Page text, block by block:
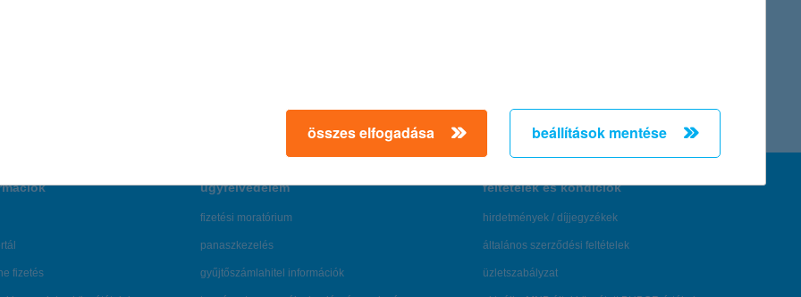
fizetés
ügyfélvédelem
fizetési moratórium
panaszkezelés
gyűjtőszámlahitel információk
feltételek és kondíciók
hirdetmények / díjjegyzékek
általános szerződési feltételek
üzletszabályzat
összes elfogadása beállítások mentése